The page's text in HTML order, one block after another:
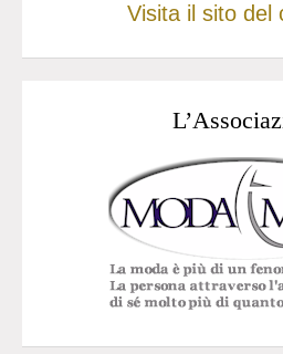
Visita il sito del